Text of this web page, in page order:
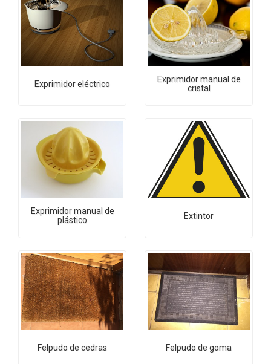
Exprimidor eléctrico
Exprimidor manual de
cristal
Exprimidor manual de
plástico
Extintor
Felpudo de cedras Felpudo de goma